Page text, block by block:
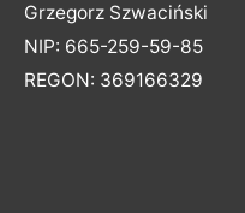
Grzegorz Szwaciński
NIP: 665-259-59-85
REGON: 369166329